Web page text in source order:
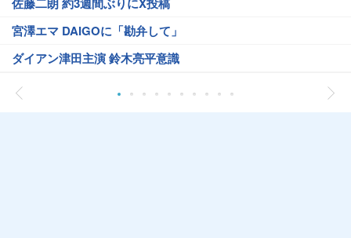
宮澤エマ DAIGOに「勘弁して」
ダイアン津田主演 鈴木亮平意識